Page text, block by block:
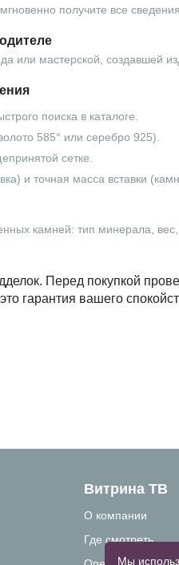
получите все
или мастерской, создавшей
поиска в каталоге.
585° или серебро 925).
сетке.
и точная масса вставки
камней: тип минерала,
Перед покупкой
гарантия вашего
Витрина ТВ
О компании
Где смотреть
Мы